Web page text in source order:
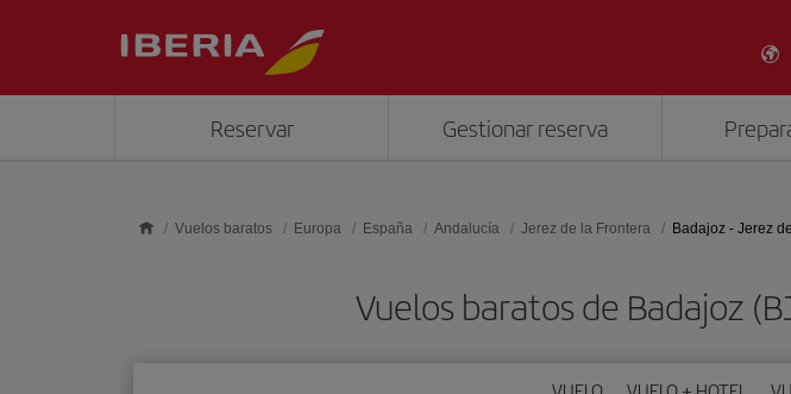
Reservar Gestionar reserva
Vuelos baratos Europa España Andalucía Jerez de la Frontera Badajoz - Jerez
Vuelos baratos de Badajoz